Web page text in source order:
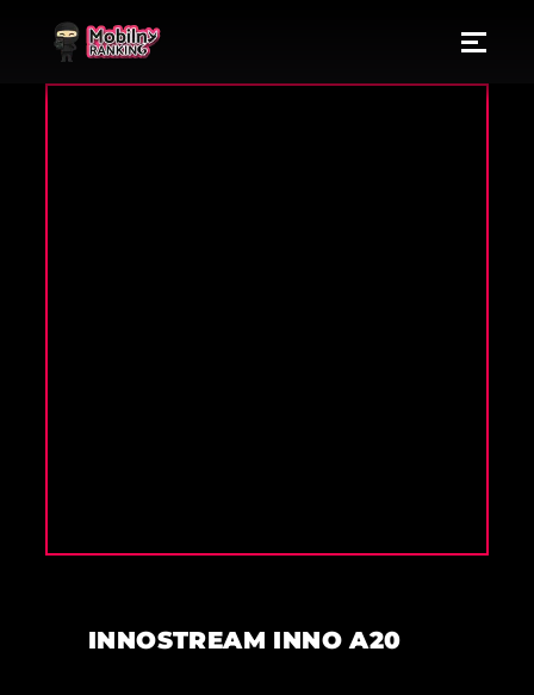
INNOSTREAM INNO A20